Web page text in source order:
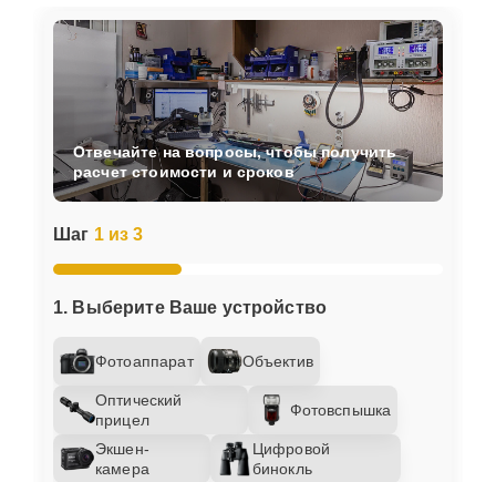
Шаг 1 из 3
1. Выберите Ваше устройство
Фотоаппарат Объектив
Оптический
прицел
Фотовспышка
Экшен-
камера
Цифровой
бинокль
Отвечайте на вопросы, чтобы получить
расчет стоимости и сроков